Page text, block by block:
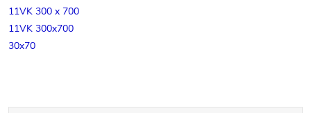
11VK 300 x 700
11VK 300x700
30x70